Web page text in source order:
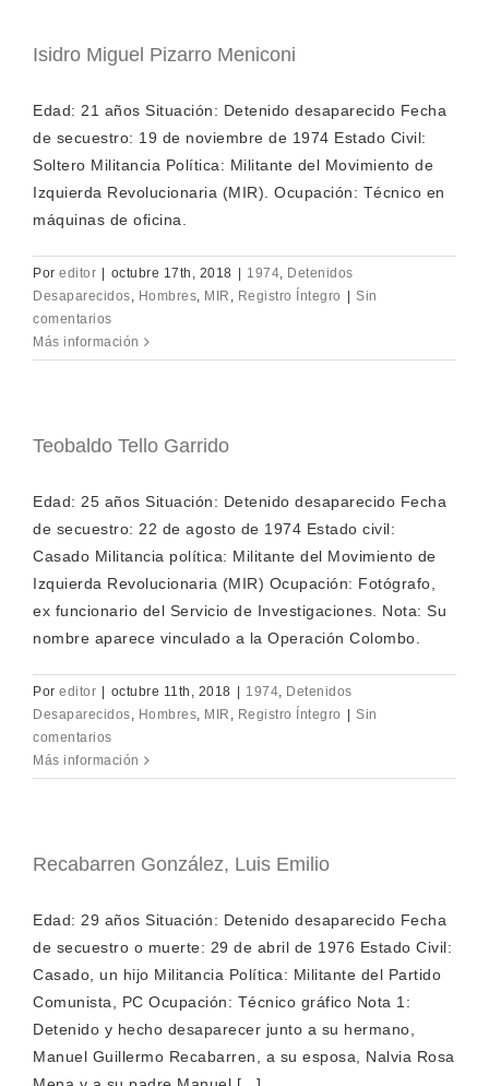
Isidro Miguel Pizarro Meniconi
Edad: 21 años Situación: Detenido desaparecido Fecha
de secuestro: 19 de noviembre de 1974 Estado Civil:
Soltero Militancia Política: Militante del Movimiento de
Izquierda Revolucionaria (MIR). Ocupación: Técnico en
máquinas de oficina.
Por editor octubre 17th, 2018 1974, Detenidos
Desaparecidos, Hombres, MIR , Registro Íntegro
Sin
comentarios
Más información
Teobaldo Tello Garrido
Edad: 25 años Situación: Detenido desaparecido Fecha
de secuestro: 22 de agosto de 1974 Estado civil:
Casado Militancia política: Militante del Movimiento de
Izquierda Revolucionaria (MIR) Ocupación: Fotógrafo,
ex funcionario del Servicio de Investigaciones. Nota: Su
nombre aparece vinculado a la Operación Colombo.
Por editor octubre 11th, 2018 1974, Detenidos
Desaparecidos, Hombres, MIR , Registro Íntegro
Sin
comentarios
Más información
Recabarren González, Luis Emilio
Edad: 29 años Situación: Detenido desaparecido Fecha
de secuestro o muerte: 29 de abril de 1976 Estado Civil:
Casado, un hijo Militancia Política: Militante del Partido
Comunista, PC Ocupación: Técnico gráfico Nota 1:
Detenido y hecho desaparecer junto a su hermano,
Manuel Guillermo Recabarren, a su esposa, Nalvia Rosa